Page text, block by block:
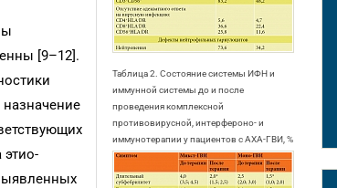
Таблица 2. Состояние системы ИФН и
иммунной системы до и после
проведения комплексной
противовирусной, интерфероно- и
иммунотерапии у пациентов с АХА-ГВИ, %
[9–12].